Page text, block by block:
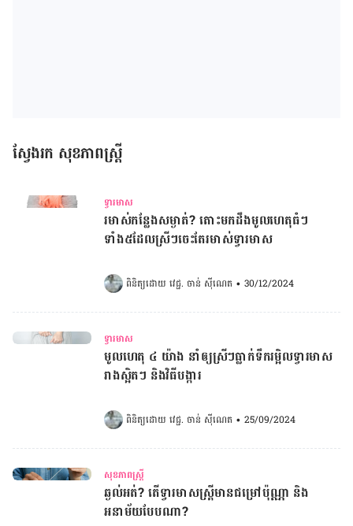
ស្វែងរក សុខភាពស្ត្រី
ទ្វារមាស
រមាស់កន្លែងសម្ងាត់? តោះមកដឹងមូលហេតុធំៗ
ទាំង៥ដែលស្រីៗចេះតែរមាស់ទ្វារមាស
ពិនិត្យដោយ វេជ្ជ. ចាន់ ស៊ីណេត • 30/12/2024
ទ្វារមាស
មូលហេតុ ៤ យ៉ាង នាំឲ្យស្រីៗធ្លាក់ទឹក​រម្អិល​ទ្វារ​មាស​
រាងស្អិតៗ និងវិធីបង្ការ
ពិនិត្យដោយ វេជ្ជ. ចាន់ ស៊ីណេត • 25/09/2024
សុខភាពស្ត្រី
ឆ្ងល់អត់? តើទ្វារមាសស្ត្រីមានជម្រៅប៉ុណ្ណា និង
អនាម័យបែបណា?